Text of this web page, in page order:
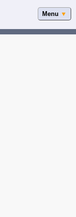
Menu ▼